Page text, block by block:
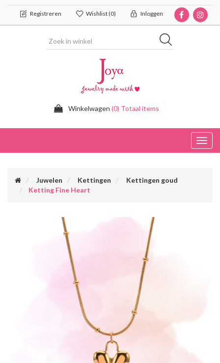
Registreren Wishlist(0) Inloggen
Winkelwagen (0) Totaal items
Juwelen Kettingen
Kettingen goud
Ketting Fine Heart